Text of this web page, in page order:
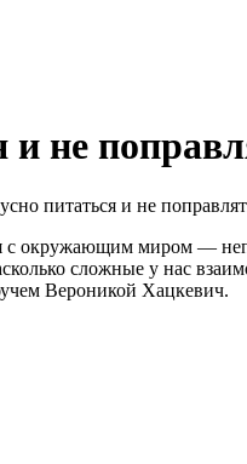
и не
питаться и не
с окружающим миром —
сложные у нас
Вероникой Хацкевич.